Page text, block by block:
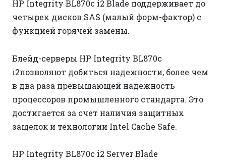
HP Integrity BL870c i2 Blade поддерживает до
четырех дисков SAS (малый форм-фактор) с
функцией горячей замены.
Блейд-серверы HP Integrity BL870c
i2позволяют добиться надежности, более чем
в два раза превышающей надежность
процессоров промышленного стандарта. Это
достигается за счет наличия защитных
защелок и технологии Intel Cache Safe.
HP Integrity BL870c i2 Server Blade